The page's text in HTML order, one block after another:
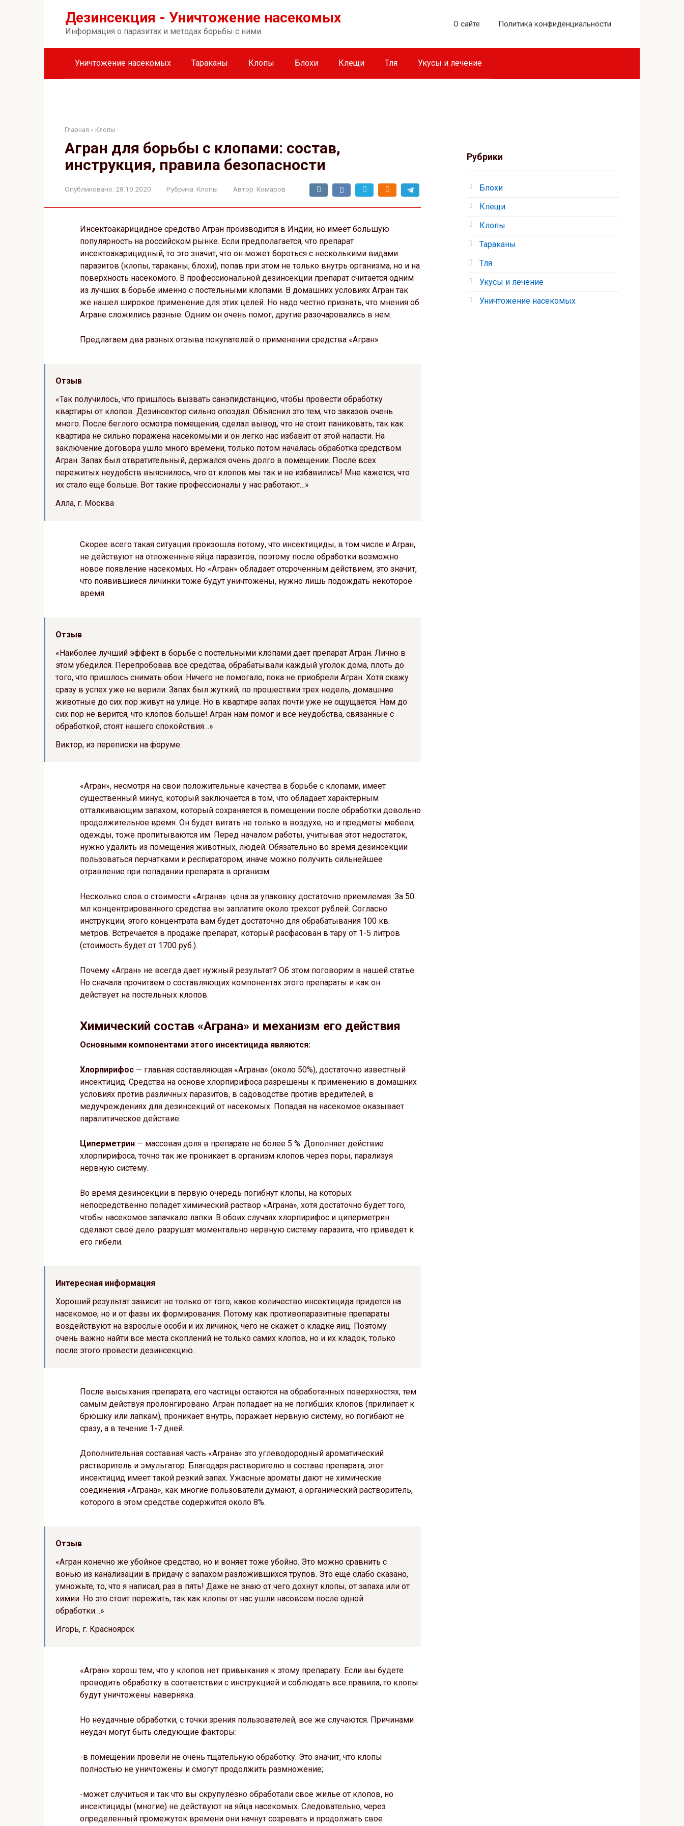
Дезинсекция - Уничтожение насекомых
Информация о паразитах и методах борьбы с ними
О сайте Политика конфиденциальности
Уничтожение насекомых Тараканы Клопы Блохи Клещи Тля Укусы и лечение
Главная » Клопы
Агран для борьбы с клопами: состав,
инструкция, правила безопасности
Опубликовано: 28.10.2020 Рубрика: Клопы Автор: Комаров
Инсектоакарицидное средство Агран производится в Индии, но имеет большую
популярность на российском рынке. Если предполагается, что препарат
инсектоакарицидный, то это значит, что он может бороться с несколькими видами
паразитов (клопы, тараканы, блохи), попав при этом не только внутрь организма, но и на
поверхность насекомого. В профессиональной дезинсекции препарат считается одним
из лучших в борьбе именно с постельными клопами. В домашних условиях Агран так
же нашел широкое применение для этих целей. Но надо честно признать, что мнения об
Агране сложились разные. Одним он очень помог, другие разочаровались в нем.
Предлагаем два разных отзыва покупателей о применении средства «Агран»
Отзыв
«Так получилось, что пришлось вызвать санэпидстанцию, чтобы провести обработку
квартиры от клопов. Дезинсектор сильно опоздал. Объяснил это тем, что заказов очень
много. После беглого осмотра помещения, сделал вывод, что не стоит паниковать, так как
квартира не сильно поражена насекомыми и он легко нас избавит от этой напасти. На
заключение договора ушло много времени, только потом началась обработка средством
Агран. Запах был отвратительный, держался очень долго в помещении. После всех
пережитых неудобств выяснилось, что от клопов мы так и не избавились! Мне кажется, что
их стало еще больше. Вот такие профессионалы у нас работают…»
Алла, г. Москва
Скорее всего такая ситуация произошла потому, что инсектициды, в том числе и Агран,
не действуют на отложенные яйца паразитов, поэтому после обработки возможно
новое появление насекомых. Но «Агран» обладает отсроченным действием, это значит,
что появившиеся личинки тоже будут уничтожены, нужно лишь подождать некоторое
время.
Отзыв
«Наиболее лучший эффект в борьбе с постельными клопами дает препарат Агран. Лично в
этом убедился. Перепробовав все средства, обрабатывали каждый уголок дома, плоть до
того, что пришлось снимать обои. Ничего не помогало, пока не приобрели Агран. Хотя скажу
сразу в успех уже не верили. Запах был жуткий, по прошествии трех недель, домашние
животные до сих пор живут на улице. Но в квартире запах почти уже не ощущается. Нам до
сих пор не верится, что клопов больше! Агран нам помог и все неудобства, связанные с
обработкой, стоят нашего спокойствия…»
Виктор, из переписки на форуме.
«Агран», несмотря на свои положительные качества в борьбе с клопами, имеет
существенный минус, который заключается в том, что обладает характерным
отталкивающим запахом, который сохраняется в помещении после обработки довольно
продолжительное время. Он будет витать не только в воздухе, но и предметы мебели,
одежды, тоже пропитываются им. Перед началом работы, учитывая этот недостаток,
нужно удалить из помещения животных, людей. Обязательно во время дезинсекции
пользоваться перчатками и респиратором, иначе можно получить сильнейшее
отравление при попадании препарата в организм.
Несколько слов о стоимости «Аграна»: цена за упаковку достаточно приемлемая. За 50
мл концентрированного средства вы заплатите около трехсот рублей. Согласно
инструкции, этого концентрата вам будет достаточно для обрабатывания 100 кв.
метров. Встречается в продаже препарат, который расфасован в тару от 1-5 литров
(стоимость будет от 1700 руб.).
Почему «Агран» не всегда дает нужный результат? Об этом поговорим в нашей статье.
Но сначала прочитаем о составляющих компонентах этого препараты и как он
действует на постельных клопов.
Химический состав «Аграна» и механизм его действия
Основными компонентами этого инсектицида являются:
Хлорпирифос — главная составляющая «Аграна» (около 50%), достаточно известный
инсектицид. Средства на основе хлорпирифоса разрешены к применению в домашних
условиях против различных паразитов, в садоводстве против вредителей, в
медучреждениях для дезинсекций от насекомых. Попадая на насекомое оказывает
паралитическое действие.
Циперметрин — массовая доля в препарате не более 5 %. Дополняет действие
хлорпирифоса, точно так же проникает в организм клопов через поры, парализуя
нервную систему.
Во время дезинсекции в первую очередь погибнут клопы, на которых
непосредственно попадет химический раствор «Аграна», хотя достаточно будет того,
чтобы насекомое запачкало лапки. В обоих случаях хлорпирифос и циперметрин
сделают своё дело: разрушат моментально нервную систему паразита, что приведет к
его гибели.
Интересная информация
Хороший результат зависит не только от того, какое количество инсектицида придется на
насекомое, но и от фазы их формирования. Потому как противопаразитные препараты
воздействуют на взрослые особи и их личинок, чего не скажет о кладке яиц. Поэтому
очень важно найти все места скоплений не только самих клопов, но и их кладок, только
после этого провести дезинсекцию.
После высыхания препарата, его частицы остаются на обработанных поверхностях, тем
самым действуя пролонгировано. Агран попадает на не погибших клопов (прилипает к
брюшку или лапкам), проникает внутрь, поражает нервную систему, но погибают не
сразу, а в течение 1-7 дней.
Дополнительная составная часть «Аграна» это углеводородный ароматический
растворитель и эмульгатор. Благодаря растворителю в составе препарата, этот
инсектицид имеет такой резкий запах. Ужасные ароматы дают не химические
соединения «Аграна», как многие пользователи думают, а органический растворитель,
которого в этом средстве содержится около 8%.
Отзыв
«Агран конечно же убойное средство, но и воняет тоже убойно. Это можно сравнить с
вонью из канализации в придачу с запахом разложившихся трупов. Это еще слабо сказано,
умножьте, то, что я написал, раз в пять! Даже не знаю от чего дохнут клопы, от запаха или от
химии. Но это стоит пережить, так как клопы от нас ушли насовсем после одной
обработки…»
Игорь, г. Красноярск
«Агран» хорош тем, что у клопов нет привыкания к этому препарату. Если вы будете
проводить обработку в соответствии с инструкцией и соблюдать все правила, то клопы
будут уничтожены наверняка.
Но неудачные обработки, с точки зрения пользователей, все же случаются. Причинами
неудач могут быть следующие факторы:
-в помещении провели не очень тщательную обработку. Это значит, что клопы
полностью не уничтожены и смогут продолжить размножение;
-может случиться и так что вы скрупулёзно обработали свое жилье от клопов, но
инсектициды (многие) не действуют на яйца насекомых. Следовательно, через
определенный промежуток времени они начнут созревать и продолжать свое
Рубрики
Блохи
Клещи
Клопы
Тараканы
Тля
Укусы и лечение
Уничтожение насекомых